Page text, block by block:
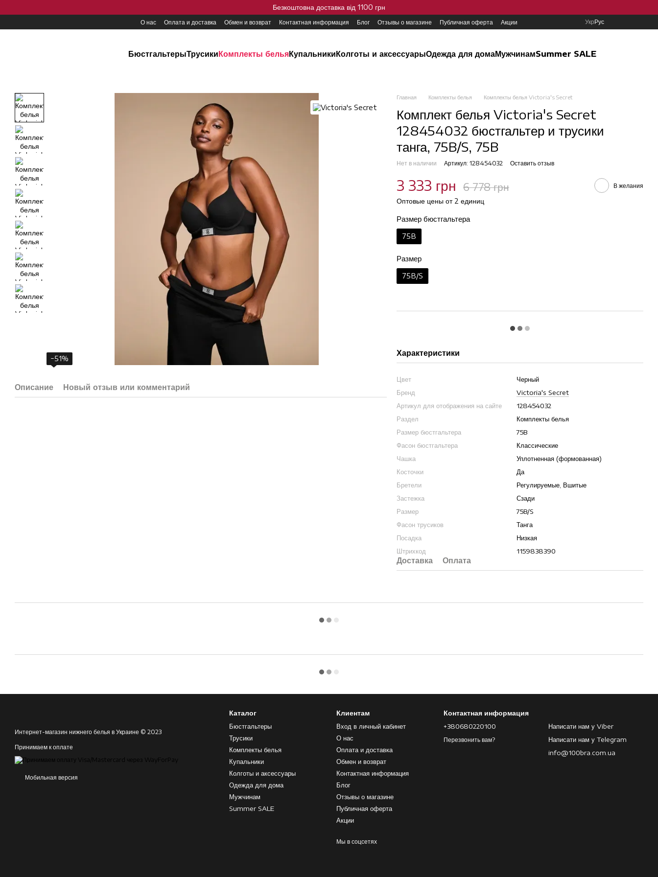
Безкоштовна доставка від 1100 грн
О нас Оплата и доставка Обмен и возврат Контактная информация Блог Отзывы о магазине Публичная оферта Акции УкрРус
БюстгальтерыТрусикиКомплекты бельяКупальникиКолготы и аксессуарыОдежда для домаМужчинамSummer SALE
−51%
Описание Новый отзыв или комментарий
Главная Комплекты белья Комплекты белья Victoria's Secret
Комплект белья Victoria's Secret
128454032 бюстгальтер и трусики
танга, 75B/S, 75B
Нет в наличии Артикул: 128454032 Оставить отзыв
3 333 грн 6 778 грн В желания
Оптовые цены от 2 единиц
Размер бюстгальтера
75B
Размер
75B/S
Характеристики
Цвет
Черный
Бренд
Victoria's Secret
Артикул для отображения на сайте
128454032
Раздел
Комплекты белья
Размер бюстгальтера
75B
Фасон бюстгальтера
Классические
Чашка
Уплотненная (формованная)
Косточки
Да
Бретели
Регулируемые, Вшитые
Застежка
Сзади
Размер
75B/S
Фасон трусиков
Танга
Посадка
Низкая
Штрихкод
1159838390
Доставка Оплата
Интернет-магазин нижнего белья в Украине © 2023
Принимаем к оплате
Мобильная версия
Каталог
Бюстгальтеры
Трусики
Комплекты белья
Купальники
Колготы и аксессуары
Одежда для дома
Мужчинам
Summer SALE
Клиентам
Вход в личный кабинет
О нас
Оплата и доставка
Обмен и возврат
Контактная информация
Блог
Отзывы о магазине
Публичная оферта
Акции
Мы в соцсетях
Контактная информация
+380680220100
Перезвонить вам?
Написати нам у Viber
Написати нам у Telegram
info@100bra.com.ua